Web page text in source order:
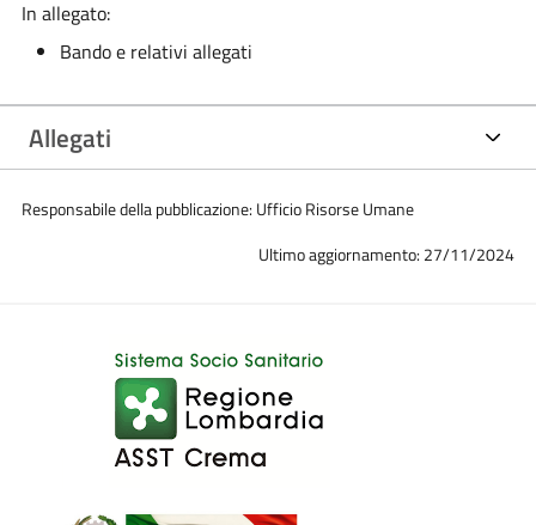
In allegato:
Bando e relativi allegati
Allegati
Responsabile della pubblicazione: Ufficio Risorse Umane
Ultimo aggiornamento: 27/11/2024